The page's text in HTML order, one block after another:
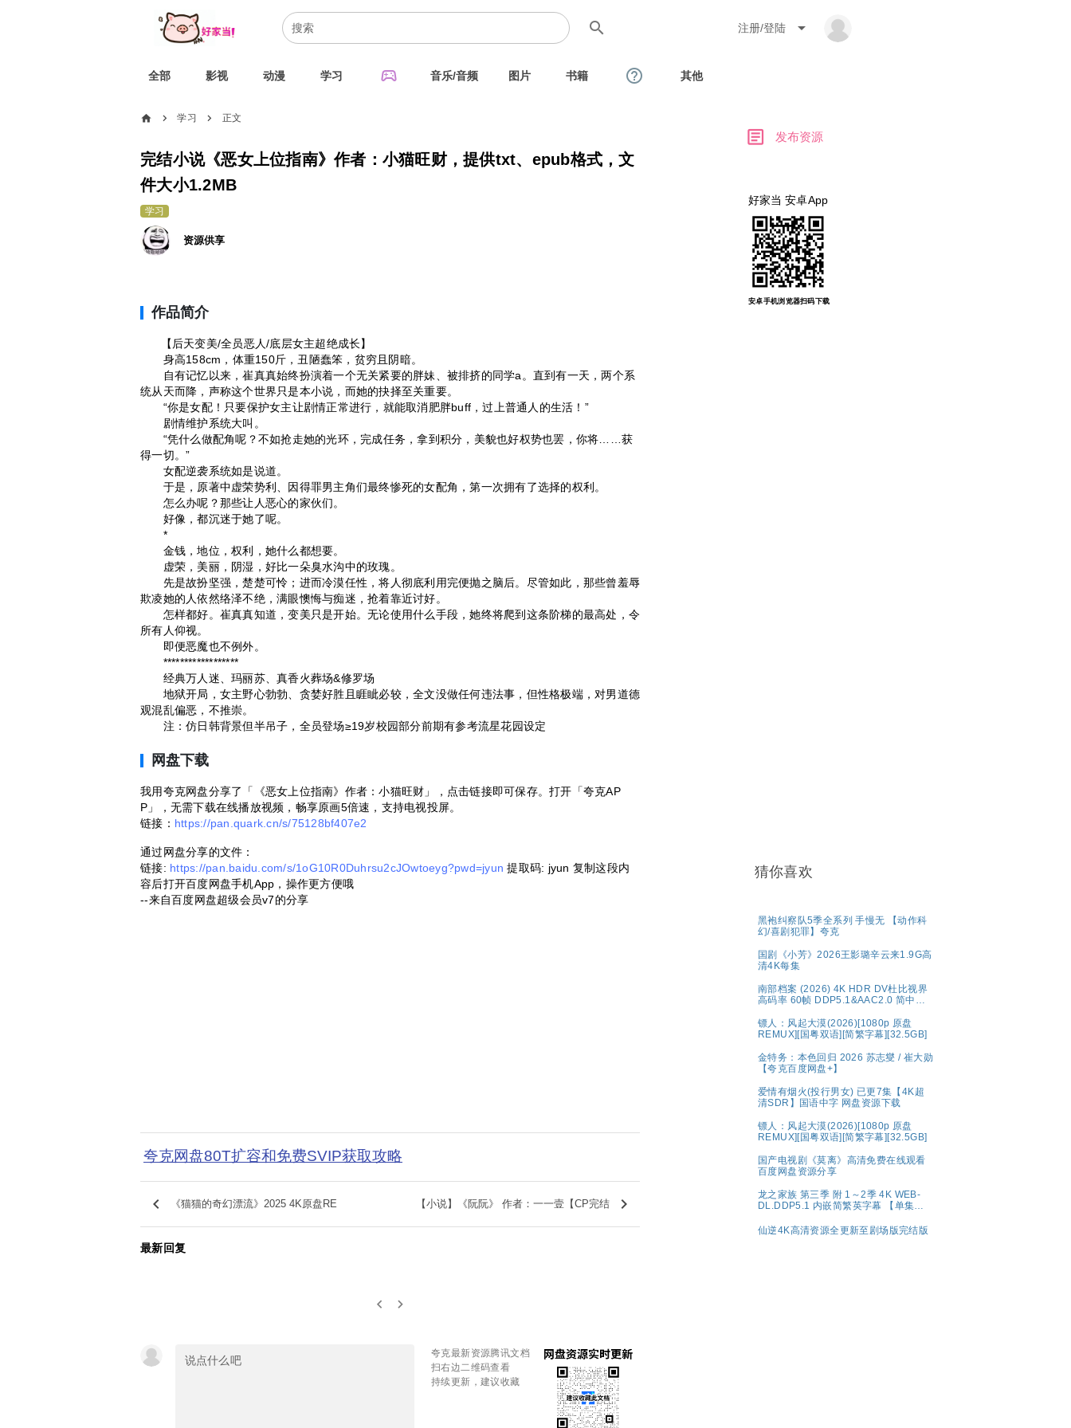
search 注册/登陆 arrow_drop_down
全部 影视 动漫 学习 sports_esports 音乐/音频 图片 书籍 help_outline 其他
home chevron_right 学习 chevron_right 正文
完结小说《恶女上位指南》作者：小猫旺财，提供txt、epub格式，文
件大小1.2MB
学习
资源供享
作品简介
【后天变美/全员恶人/底层女主超绝成长】
身高158cm，体重150斤，丑陋蠢笨，贫穷且阴暗。
自有记忆以来，崔真真始终扮演着一个无关紧要的胖妹、被排挤的同学a。直到有一天，两个系
统从天而降，声称这个世界只是本小说，而她的抉择至关重要。
“你是女配！只要保护女主让剧情正常进行，就能取消肥胖buff，过上普通人的生活！”
剧情维护系统大叫。
“凭什么做配角呢？不如抢走她的光环，完成任务，拿到积分，美貌也好权势也罢，你将……获
得一切。”
女配逆袭系统如是说道。
于是，原著中虚荣势利、因得罪男主角们最终惨死的女配角，第一次拥有了选择的权利。
怎么办呢？那些让人恶心的家伙们。
好像，都沉迷于她了呢。
*
金钱，地位，权利，她什么都想要。
虚荣，美丽，阴湿，好比一朵臭水沟中的玫瑰。
先是故扮坚强，楚楚可怜；进而冷漠任性，将人彻底利用完便抛之脑后。尽管如此，那些曾羞辱
欺凌她的人依然络泽不绝，满眼懊悔与痴迷，抢着靠近讨好。
怎样都好。崔真真知道，变美只是开始。无论使用什么手段，她终将爬到这条阶梯的最高处，令
所有人仰视。
即便恶魔也不例外。
******************
经典万人迷、玛丽苏、真香火葬场&修罗场
地狱开局，女主野心勃勃、贪婪好胜且睚眦必较，全文没做任何违法事，但性格极端，对男道德
观混乱偏恶，不推崇。
注：仿日韩背景但半吊子，全员登场≥19岁校园部分前期有参考流星花园设定
网盘下载
我用夸克网盘分享了「《恶女上位指南》作者：小猫旺财」，点击链接即可保存。打开「夸克AP
P」，无需下载在线播放视频，畅享原画5倍速，支持电视投屏。
链接： https://pan.quark.cn/s/75128bf407e2
通过网盘分享的文件：
链接: https://pan.baidu.com/s/1oG10R0Duhrsu2cJOwtoeyg?pwd=jyun 提取码: jyun 复制这段内
容后打开百度网盘手机App，操作更方便哦
--来自百度网盘超级会员v7的分享
夸克网盘80T扩容和免费SVIP获取攻略
keyboard_arrow_left 《猫猫的奇幻漂流》2025 4K原盘RE 【小说】《阮阮》 作者：一一壹【CP完结 keyboard_arrow_right
最新回复
keyboard_arrow_left keyboard_arrow_right
夸克最新资源腾讯文档
扫右边二维码查看
持续更新，建议收藏
article 发布资源
好家当 安卓App
安卓手机浏览器扫码下载
猜你喜欢
黑袍纠察队5季全系列 手慢无 【动作科
幻/喜剧犯罪】夸克
国剧《小芳》2026王影璐辛云来1.9G高
清4K每集
南部档案‎ (2026) 4K HDR DV杜比视界
高码率 60帧 DDP5.1&AAC2.0 简中字
镖人：风起大漠(2026)[1080p 原盘
REMUX][国粤双语][简繁字幕][32.5GB]
金特务：本色回归 2026 苏志燮 / 崔大勋
【夸克百度网盘+】
爱情有烟火(投行男女) 已更7集【4K超
清SDR】国语中字 网盘资源下载
镖人：风起大漠(2026)[1080p 原盘
REMUX][国粤双语][简繁字幕][32.5GB]
国产电视剧《莫离》高清免费在线观看
百度网盘资源分享
龙之家族 第三季 附 1～2季 4K WEB-
DL.DDP5.1 内嵌简繁英字幕 【单集
仙逆4K高清资源全更新至剧场版完结版